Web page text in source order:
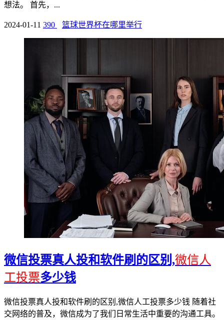
想法。 首先，...
2024-01-11 390 篮球世界杯在哪里举行
微信投票真人投和软件刷的区别,微信人
工投票多少钱
微信投票真人投和软件刷的区别,微信人工投票多少钱 随着社
交网络的普及，微信成为了我们日常生活中重要的沟通工具。